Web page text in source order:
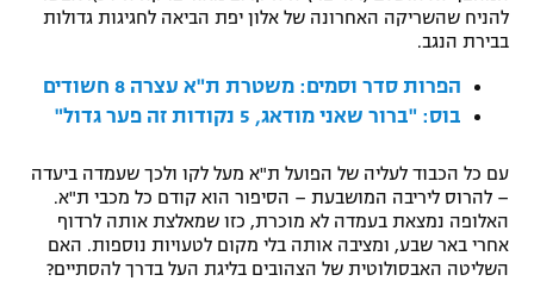
מדיניות פרטיות
תקנון פעילות ספורט 1
הצטרפות לחבילת הערוצים
לוח דרושים – ג'ובנט
גיימינג E-Sports
להניח שהשריקה האחרונה של אלון יפת הביאה לחגיגות גדולות
בבירת הנגב.
הפרות סדר וסמים: משטרת ת"א עצרה 8 חשודים
בוס: "ברור שאני מודאג, 5 נקודות זה פער גדול"
עם כל הכבוד לעליה של הפועל ת"א מעל לקו ולכך שעמדה ביעדה
– להרוס ליריבה המושבעת – הסיפור הוא קודם כל מכבי ת"א.
האלופה נמצאת בעמדה לא מוכרת, כזו שמאלצת אותה לרדוף
אחרי באר שבע, ומציבה אותה בלי מקום לטעויות נוספות. האם
השליטה האבסולוטית של הצהובים בליגת העל בדרך להסתיים?